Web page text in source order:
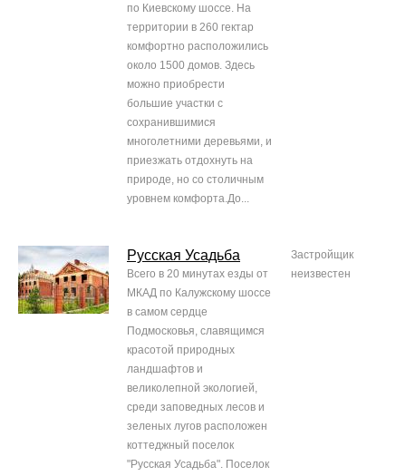
по Киевскому шоссе. На
территории в 260 гектар
комфортно расположились
около 1500 домов. Здесь
можно приобрести
большие участки с
сохранившимися
многолетними деревьями, и
приезжать отдохнуть на
природе, но со столичным
уровнем комфорта.До...
Русская Усадьба
Всего в 20 минутах езды от
МКАД по Калужскому шоссе
в самом сердце
Подмосковья, славящимся
красотой природных
ландшафтов и
великолепной экологией,
среди заповедных лесов и
зеленых лугов расположен
коттеджный поселок
"Русская Усадьба". Поселок
Застройщик
неизвестен